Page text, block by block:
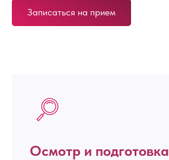
Записаться на прием
Осмотр и подготовка